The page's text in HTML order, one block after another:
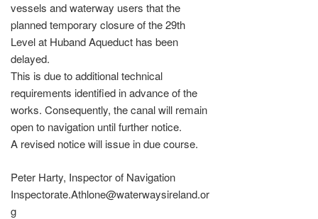
vessels and waterway users that the
planned temporary closure of the 29th
Level at Huband Aqueduct has been
delayed.
This is due to additional technical
requirements identified in advance of the
works. Consequently, the canal will remain
open to navigation until further notice.
A revised notice will issue in due course.
Peter Harty, Inspector of Navigation
Inspectorate.Athlone@waterwaysireland.or
g